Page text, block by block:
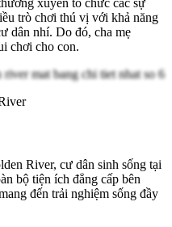
xuyên tổ chức các sự
trò chơi thú vị với khả năng
dân nhí. Do đó, cha mẹ
chơi cho con.
River, cư dân sinh sống tại
bộ tiện ích đẳng cấp bên
đến trải nghiệm sống đầy